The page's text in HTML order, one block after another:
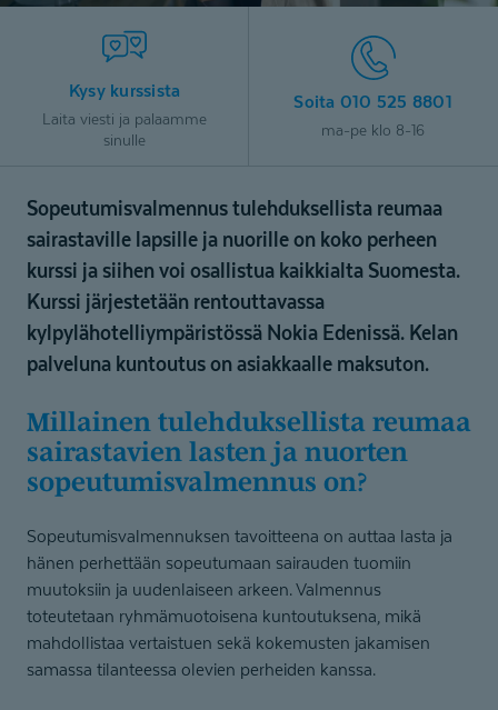
Kysy kurssista
Laita viesti ja palaamme
sinulle
Soita 010 525 8801
ma-pe klo 8-16
Sopeutumisvalmennus tulehduksellista reumaa
sairastaville lapsille ja nuorille on koko perheen
kurssi ja siihen voi osallistua kaikkialta Suomesta.
Kurssi järjestetään rentouttavassa
kylpylähotelliympäristössä Nokia Edenissä. Kelan
palveluna kuntoutus on asiakkaalle maksuton.
Millainen tulehduksellista reumaa
sairastavien lasten ja nuorten
sopeutumis­val­mennus on?
Sopeutumisvalmennuksen tavoitteena on auttaa lasta ja
hänen perhettään sopeutumaan sairauden tuomiin
muutoksiin ja uudenlaiseen arkeen. Valmennus
toteutetaan ryhmämuotoisena kuntoutuksena, mikä
mahdollistaa vertaistuen sekä kokemusten jakamisen
samassa tilanteessa olevien perheiden kanssa.